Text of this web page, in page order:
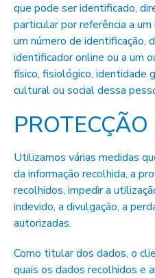
que pode ser identificado,
particular por referência a
um número de identificação,
identificador online ou a um
físico, fisiológico, identidade
cultural ou social dessa
Utilizamos várias medidas
da informação recolhida, a
recolhidos, impedir a
indevido, a divulgação, a
autorizadas.
Como titular dos dados, o
quais os dados recolhidos e